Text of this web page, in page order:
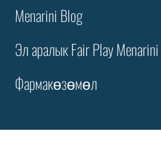
Menarini Blog
Эл аралык Fair Play Menarini
Фармакөзөмөл